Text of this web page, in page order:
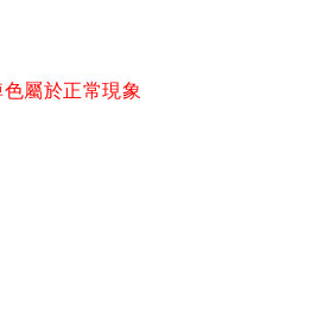
屬於正常現象